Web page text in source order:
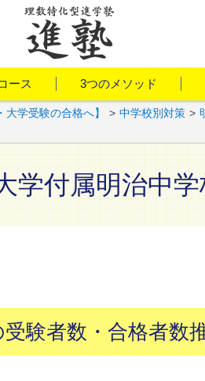
ース 3つのメソッド
学受験の合格へ】 > 中学校別対策 >
学付属明治中学
験者数・合格者数